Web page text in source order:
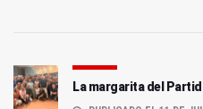
La margarita del